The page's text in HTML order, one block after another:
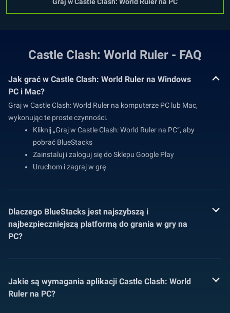
Castle Clash: World Ruler - FAQ
Jak grać w Castle Clash: World Ruler na Windows
PC i Mac?
Graj w Castle Clash: World Ruler na komputerze PC lub Mac,
wykonując te proste czynności.
Kliknij „Graj w Castle Clash: World Ruler na PC”, aby
pobrać BlueStacks
Zainstaluj i zaloguj się do Sklepu Google Play
Uruchom i zagraj w grę
Dlaczego BlueStacks jest najszybszą i
najbezpieczniejszą platformą do grania w gry na
PC?
Jakie są wymagania aplikacji Castle Clash: World
Ruler na PC?